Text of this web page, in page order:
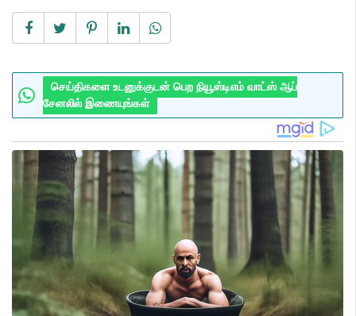
செய்திகளை உடனுக்குடன் பெற நியூஸ்டிஎம் வாட்ஸ் ஆப்
சேனலில் இணையுங்கள்